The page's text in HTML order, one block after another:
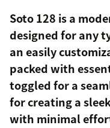
Soto 128 is a
designed for any
an easily
packed with
toggled for a
for creating a
with minimal